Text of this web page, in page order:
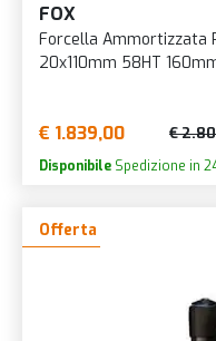
FOX
Forcella Ammortizzata
20x110mm 58HT
€ 1.839,00 €
Disponibile Spedizione in
Offerta